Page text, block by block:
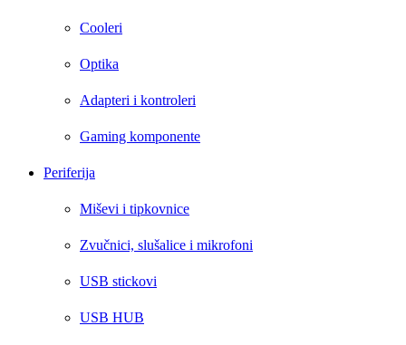
Cooleri
Optika
Adapteri i kontroleri
Gaming komponente
Periferija
Miševi i tipkovnice
Zvučnici, slušalice i mikrofoni
USB stickovi
USB HUB